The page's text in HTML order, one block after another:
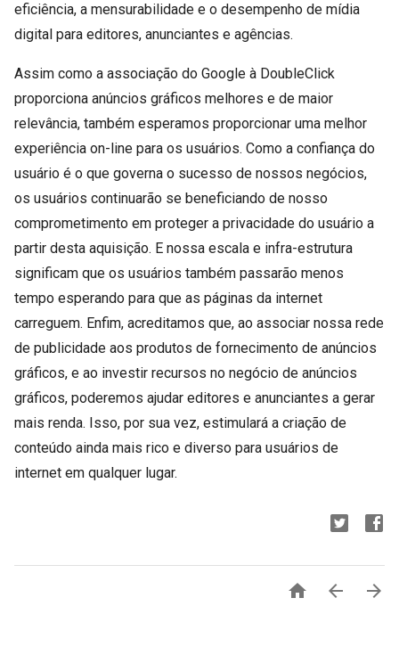
eficiência, a mensurabilidade e o desempenho de mídia
digital para editores, anunciantes e agências.
Assim como a associação do Google à DoubleClick
proporciona anúncios gráficos melhores e de maior
relevância, também esperamos proporcionar uma melhor
experiência on-line para os usuários. Como a confiança do
usuário é o que governa o sucesso de nossos negócios,
os usuários continuarão se beneficiando de nosso
comprometimento em proteger a privacidade do usuário a
partir desta aquisição. E nossa escala e infra-estrutura
significam que os usuários também passarão menos
tempo esperando para que as páginas da internet
carreguem. Enfim, acreditamos que, ao associar nossa rede
de publicidade aos produtos de fornecimento de anúncios
gráficos, e ao investir recursos no negócio de anúncios
gráficos, poderemos ajudar editores e anunciantes a gerar
mais renda. Isso, por sua vez, estimulará a criação de
conteúdo ainda mais rico e diverso para usuários de
internet em qualquer lugar.
  